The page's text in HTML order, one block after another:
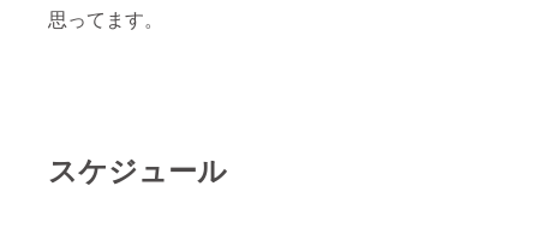
思ってます。
スケジュール